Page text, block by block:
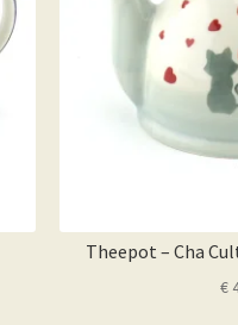
Theepot – Cha
€